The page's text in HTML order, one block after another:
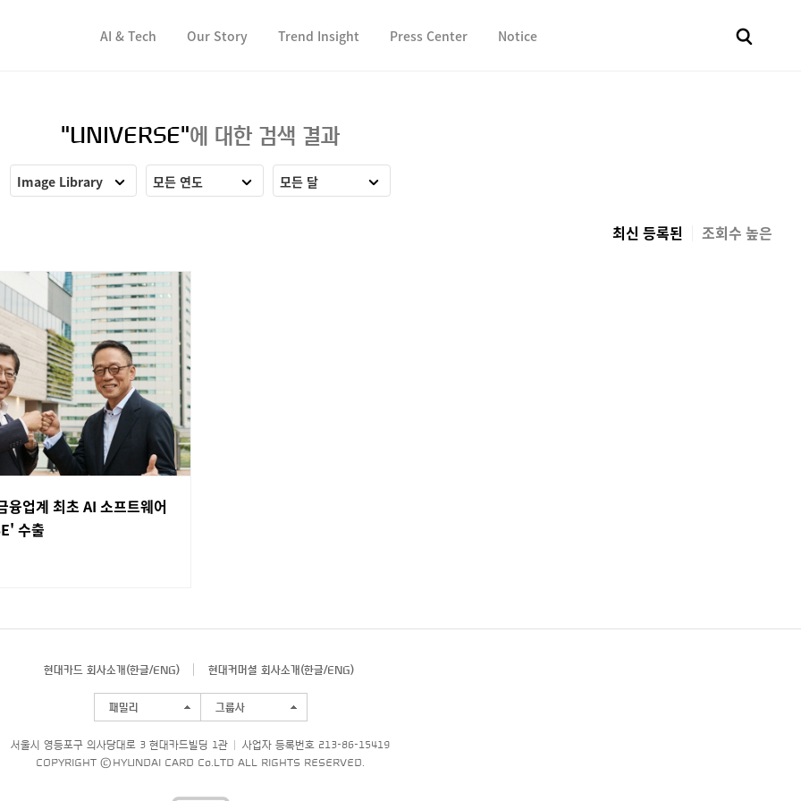
AI & Tech Our Story Trend Insight Press Center Notice
"UNIVERSE"에 대한 검색 결과
Image Library 모든 연도 모든 달
최신 등록된 조회수 높은
융업계 최초 AI 소프트웨어
수출
현대카드 회사소개(한글/ENG) 현대커머셜 회사소개(한글/ENG)
패밀리 그룹사
서울시 영등포구 의사당대로 3 현대카드빌딩 1관
사업자 등록번호 213-86-15419
COPYRIGHT © HYUNDAI CARD Co.LTD ALL RIGHTS RESERVED.